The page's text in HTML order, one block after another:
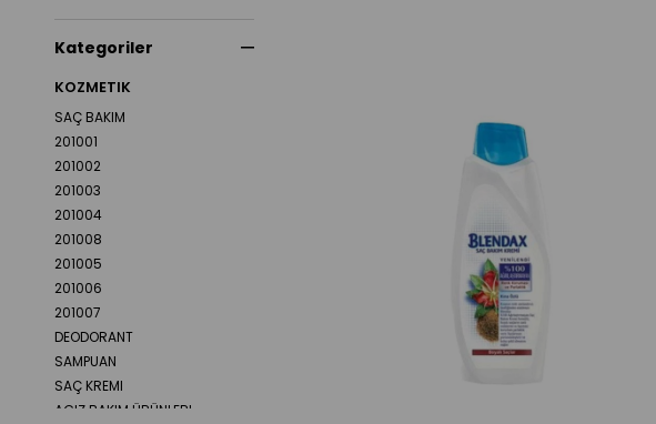
Kategoriler
KOZMETIK
SAÇ BAKIM
201001
201002
201003
201004
201008
201005
201006
201007
DEODORANT
SAMPUAN
SAÇ KREMI
AGIZ BAKIM ÜRÜNLERI